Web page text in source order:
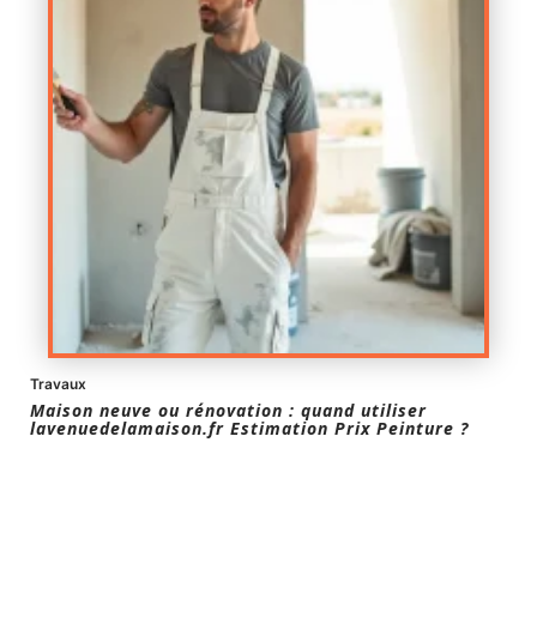
Travaux
Maison neuve ou rénovation : quand utiliser
lavenuedelamaison.fr Estimation Prix Peinture ?